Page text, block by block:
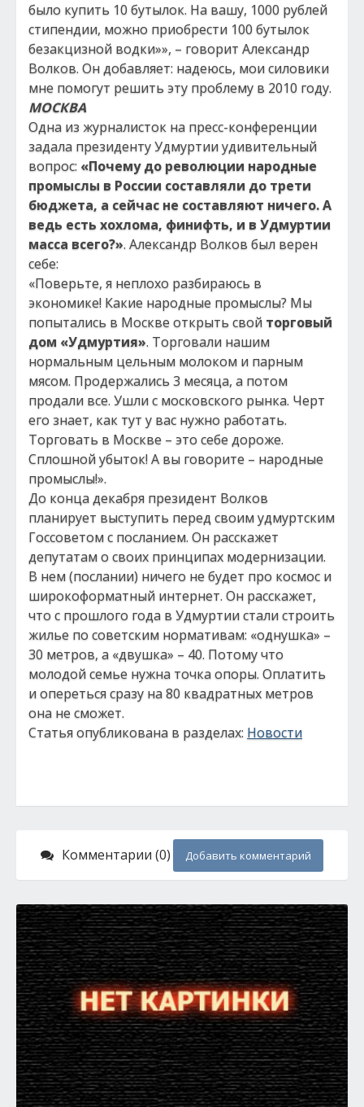
было купить 10 бутылок. На вашу, 1000 рублей
стипендии, можно приобрести 100 бутылок
безакцизной водки»», – говорит Александр
Волков. Он добавляет: надеюсь, мои силовики
мне помогут решить эту проблему в 2010 году.
МОСКВА
Одна из журналисток на пресс-конференции
задала президенту Удмуртии удивительный
вопрос: «Почему до революции народные
промыслы в России составляли до трети
бюджета, а сейчас не составляют ничего. А
ведь есть хохлома, финифть, и в Удмуртии
масса всего?». Александр Волков был верен
себе:
«Поверьте, я неплохо разбираюсь в
экономике! Какие народные промыслы? Мы
попытались в Москве открыть свой торговый
дом «Удмуртия». Торговали нашим
нормальным цельным молоком и парным
мясом. Продержались 3 месяца, а потом
продали все. Ушли с московского рынка. Черт
его знает, как тут у вас нужно работать.
Торговать в Москве – это себе дороже.
Сплошной убыток! А вы говорите – народные
промыслы!».
До конца декабря президент Волков
планирует выступить перед своим удмуртским
Госсоветом с посланием. Он расскажет
депутатам о своих принципах модернизации.
В нем (послании) ничего не будет про космос и
широкоформатный интернет. Он расскажет,
что с прошлого года в Удмуртии стали строить
жилье по советским нормативам: «однушка» –
30 метров, а «двушка» – 40. Потому что
молодой семье нужна точка опоры. Оплатить
и опереться сразу на 80 квадратных метров
она не сможет.
Статья опубликована в разделах: Новости
Комментарии (0) Добавить комментарий